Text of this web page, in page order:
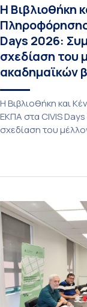
Η Βιβλιοθήκη
Days 2026:
σχεδίαση του
ακαδημαϊκών
Η Βιβλιοθήκη και
ΕΚΠΑ στα CIVIS
σχεδίαση του
Βιβλιοθήκη και
Ιδρύματος. Οι […]